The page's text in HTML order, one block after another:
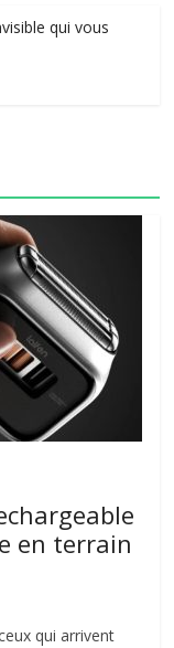
qui vous
en terrain
qui arrivent